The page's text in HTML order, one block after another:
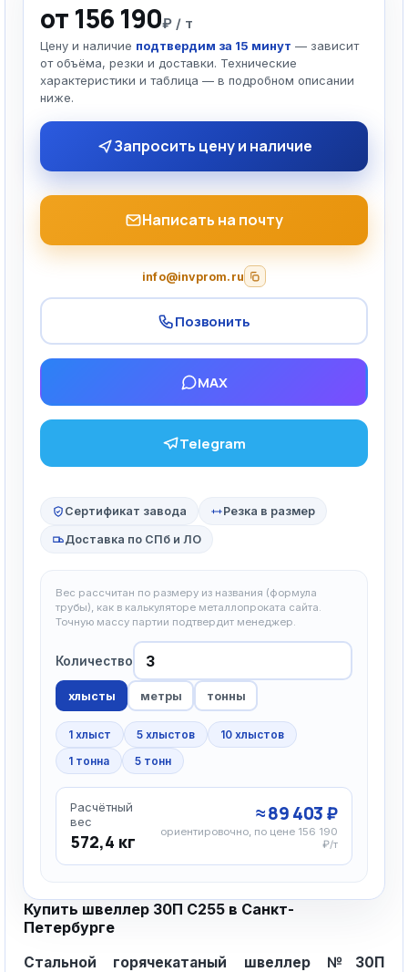
от 156 190₽ / т
Цену и наличие подтвердим за 15 минут — зависит
от объёма, резки и доставки. Технические
характеристики и таблица — в подробном описании
ниже.
Запросить цену и наличие
Написать на почту
info@invprom.ru
Позвонить
MAX
Telegram
Сертификат завода Резка в размер
Доставка по СПб и ЛО
Вес рассчитан по размеру из названия (формула
трубы), как в калькуляторе металлопроката сайта.
Точную массу партии подтвердит менеджер.
Количество
хлысты метры тонны
1 хлыст 5 хлыстов
10 хлыстов
1 тонна
5 тонн
Расчётный
вес
572,4 кг
≈ 89 403 ₽
ориентировочно, по цене 156 190
₽/т
Купить швеллер 30П С255 в Санкт-
Петербурге
Стальной горячекатаный швеллер №30П